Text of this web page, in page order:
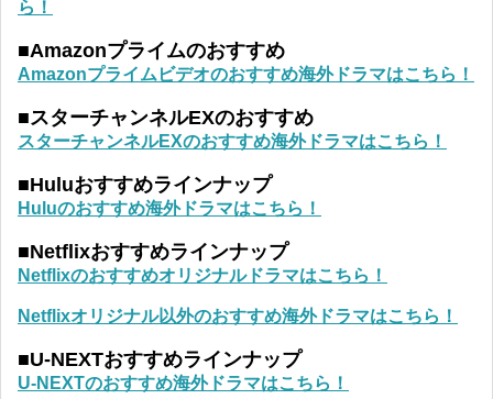
ら！
■Amazonプライムのおすすめ
Amazonプライムビデオのおすすめ海外ドラマはこちら！
■スターチャンネルEXのおすすめ
スターチャンネルEXのおすすめ海外ドラマはこちら！
■Huluおすすめラインナップ
Huluのおすすめ海外ドラマはこちら！
■Netflixおすすめラインナップ
Netflixのおすすめオリジナルドラマはこちら！
Netflixオリジナル以外のおすすめ海外ドラマはこちら！
■U-NEXTおすすめラインナップ
U-NEXTのおすすめ海外ドラマはこちら！